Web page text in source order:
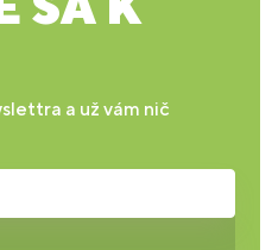
a už vám nič